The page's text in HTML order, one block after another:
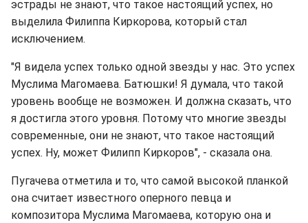
эстрады не знают, что такое настоящий успех, но
выделила Филиппа Киркорова, который стал
исключением.
"Я видела успех только одной звезды у нас. Это успех
Муслима Магомаева. Батюшки! Я думала, что такой
уровень вообще не возможен. И должна сказать, что
я достигла этого уровня. Потому что многие звезды
современные, они не знают, что такое настоящий
успех. Ну, может Филипп Киркоров", - сказала она.
Пугачева отметила и то, что самой высокой планкой
она считает известного оперного певца и
композитора Муслима Магомаева, которую она и